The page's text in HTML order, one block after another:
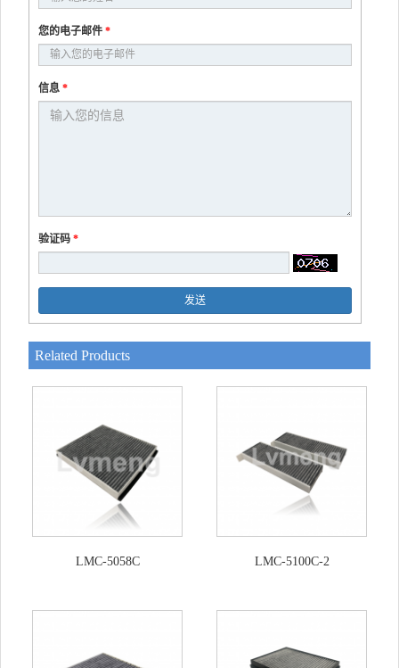
您的电子邮件 *
信息 *
验证码 *
发送
Related Products
LMC-5058C LMC-5100C-2